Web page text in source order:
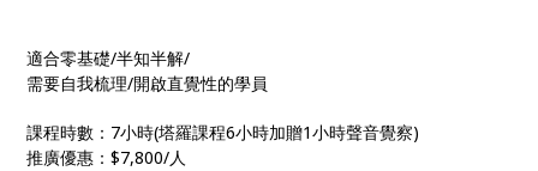
適合零基礎/半知半解/
需要自我梳理/開啟直覺性的學員
課程時數：7小時(塔羅課程6小時加贈1小時聲音覺察)
推廣優惠：$7,800/人